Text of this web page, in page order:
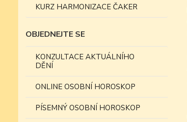
KURZ HARMONIZACE ČAKER
OBJEDNEJTE SE
KONZULTACE AKTUÁLNÍHO
DĚNÍ
ONLINE OSOBNÍ HOROSKOP
PÍSEMNÝ OSOBNÍ HOROSKOP